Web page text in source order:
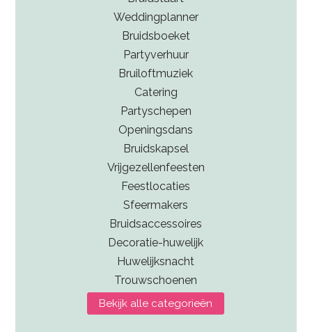
Weddingplanner
Bruidsboeket
Partyverhuur
Bruiloftmuziek
Catering
Partyschepen
Openingsdans
Bruidskapsel
Vrijgezellenfeesten
Feestlocaties
Sfeermakers
Bruidsaccessoires
Decoratie-huwelijk
Huwelijksnacht
Trouwschoenen
Bekijk alle categorieën